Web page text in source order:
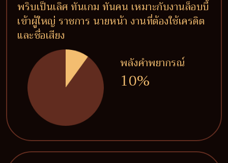
พริบเป็นเลิศ ทันเกม ทันคน เหมาะกับงานล็อบบี้
เข้าผู้ใหญ่ ราชการ นายหน้า งานที่ต้องใช้เครดิต
และชื่อเสียง
พลังคำพยากรณ์
10%